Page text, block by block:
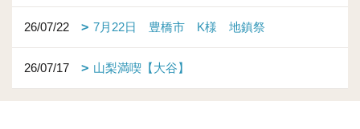
26/07/22 7月22日 豊橋市 K様 地鎮祭
26/07/17 山梨満喫【大谷】